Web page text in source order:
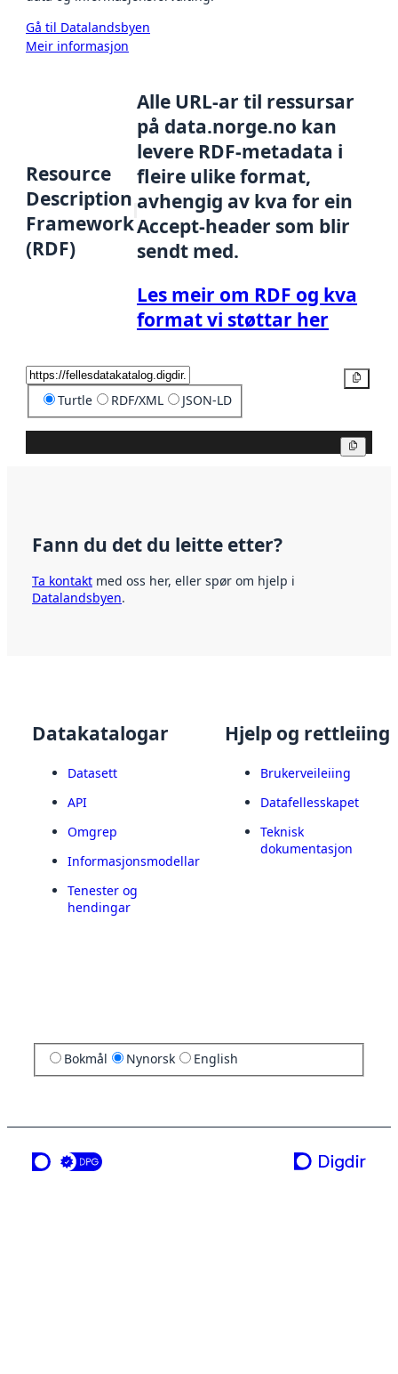
Gå til Datalandsbyen
Meir informasjon
Resource
Description
Framework
(RDF)
Alle URL-ar til ressursar
på data.norge.no kan
levere RDF-metadata i
fleire ulike format,
avhengig av kva for ein
Accept-header som blir
sendt med.
Les meir om RDF og kva
format vi støttar her
Turtle RDF/XML JSON-LD
Fann du det du leitte etter?
Ta kontakt med oss her, eller spør om hjelp i
Datalandsbyen.
Datakatalogar
Datasett
API
Omgrep
Informasjonsmodellar
Tenester og
hendingar
Hjelp og rettleiing
Brukerveileiing
Datafellesskapet
Teknisk
dokumentasjon
Bokmål Nynorsk English